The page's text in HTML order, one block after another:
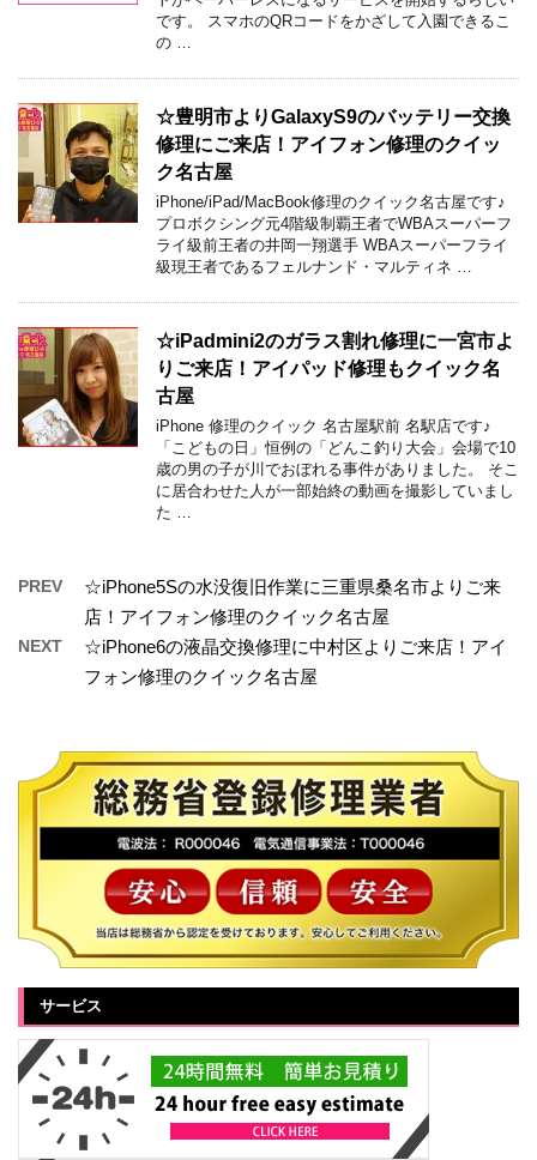
です。 スマホのQRコードをかざして入園できるこ
の …
☆豊明市よりGalaxyS9のバッテリー交換
修理にご来店！アイフォン修理のクイッ
ク名古屋
iPhone/iPad/MacBook修理のクイック名古屋です♪
プロボクシング元4階級制覇王者でWBAスーパーフ
ライ級前王者の井岡一翔選手 WBAスーパーフライ
級現王者であるフェルナンド・マルティネ …
☆iPadmini2のガラス割れ修理に一宮市よ
りご来店！アイパッド修理もクイック名
古屋
iPhone 修理のクイック 名古屋駅前 名駅店です♪
「こどもの日」恒例の「どんこ釣り大会」会場で10
歳の男の子が川でおぼれる事件がありました。 そこ
に居合わせた人が一部始終の動画を撮影していまし
た …
PREV
☆iPhone5Sの水没復旧作業に三重県桑名市よりご来
店！アイフォン修理のクイック名古屋
NEXT
☆iPhone6の液晶交換修理に中村区よりご来店！アイ
フォン修理のクイック名古屋
サービス